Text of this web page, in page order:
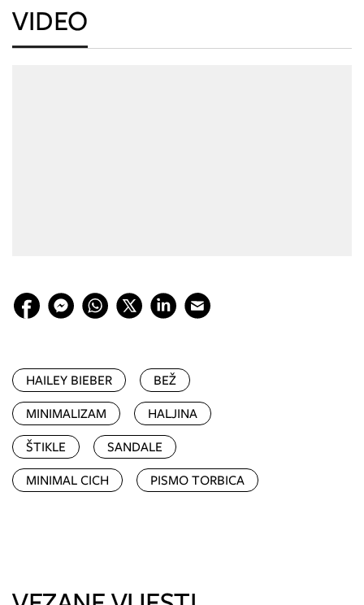
VIDEO
HAILEY BIEBER
BEŽ
MINIMALIZAM
HALJINA
ŠTIKLE
SANDALE
MINIMAL CICH
PISMO TORBICA